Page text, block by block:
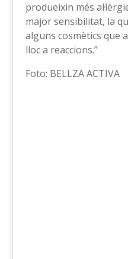
produeixin més
major sensibilitat, la
alguns cosmètics que
lloc a reaccions.”
Foto: BELLZA ACTIVA